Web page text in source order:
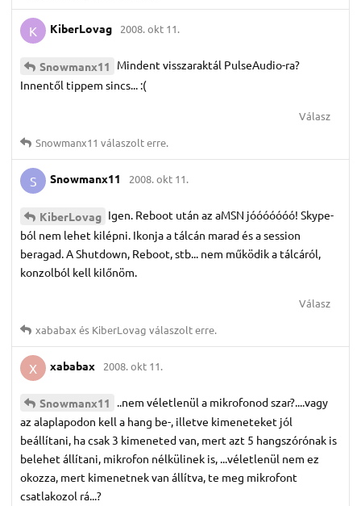
K KiberLovag 2008. okt 11.
Snowmanx11
Mindent visszaraktál PulseAudio-ra?
Innentől tippem sincs... :(
Válasz
Snowmanx11 válaszolt erre.
S Snowmanx11 2008. okt 11.
KiberLovag Igen. Reboot után az aMSN jóóóóóóó! Skype-
ból nem lehet kilépni. Ikonja a tálcán marad és a session
beragad. A Shutdown, Reboot, stb... nem működik a tálcáról,
konzolból kell kilőnöm.
Válasz
xababax és KiberLovag válaszolt erre.
X xababax 2008. okt 11.
Snowmanx11
..nem véletlenül a mikrofonod szar?....vagy
az alaplapodon kell a hang be-, illetve kimeneteket jól
beállítani, ha csak 3 kimeneted van, mert azt 5 hangszórónak is
belehet állítani, mikrofon nélkülinek is, ...véletlenül nem ez
okozza, mert kimenetnek van állítva, te meg mikrofont
csatlakozol rá...?